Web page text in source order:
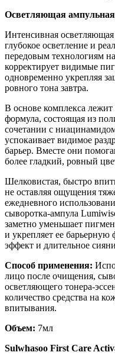
Осветляющая
Интенсивная
глубокое осветление и
передовым технологиям
корректирует видимые
одновременно укрепляя
ровного тона завтра.
В основе комплекса лежит
формула, состоящая из
сочетании с
успокаивает видимое
барьер. Вместе они
более гладкий, ровный
Шелковистая, быстро
не оставляя ощущения
ежедневного
сыворотка-ампула
заметно уменьшает
и укрепляет ее
эффект и длительное
Способ применения:
лицо после очищения,
осветляющего тонера-
количество средства на
впитывания.
Объем: 7мл
Sulwhasoo First Care